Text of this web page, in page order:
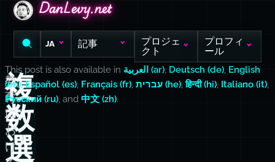
DanLevy.net
DanLevy.net
DanLevy.net
JA 記事
プロジェ
クト
プロフィ
ール
複
数
選
教
育
に
お
け
This post is also available in العربية (ar), Deutsch (de), English
(en),Español (es), Français (fr), עברית (he),हिन्दी (hi), Italiano (it),
Русский (ru), and 中文 (zh).